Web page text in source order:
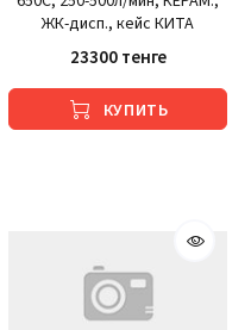
ЖК-дисп., кейс КИТА
23300 тенге
КУПИТЬ